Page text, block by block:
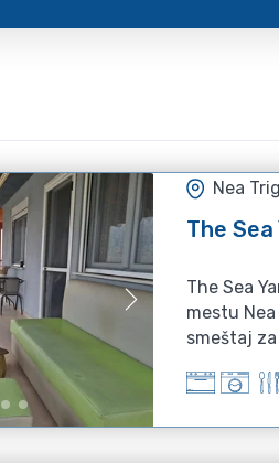
Nea
The
The Sea
mestu
smeštaj